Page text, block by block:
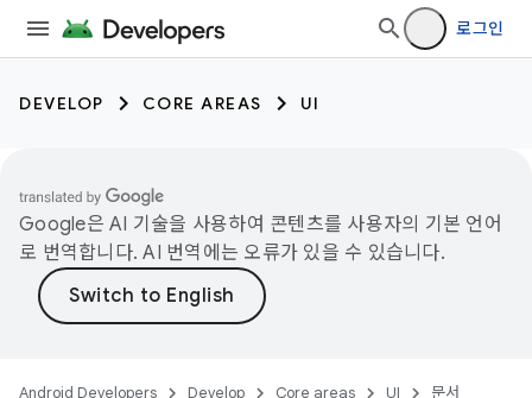
로그인
DEVELOP CORE AREAS UI
Google은 AI 기술을 사용하여 콘텐츠를 사용자의 기본 언어
로 번역합니다. AI 번역에는 오류가 있을 수 있습니다.
Android Developers Develop Core areas UI 문서